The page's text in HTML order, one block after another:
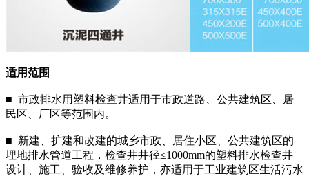
适用范围
■ 市政排水用塑料检查井适用于市政道路、公共建筑区、居
民区、厂区等范围内。
■ 新建、扩建和改建的城乡市政、居住小区、公共建筑区的
埋地排水管道工程，检查井井径≤1000mm的塑料排水检查井
设计、施工、验收及维修养护，亦适用于工业建筑区生活污水